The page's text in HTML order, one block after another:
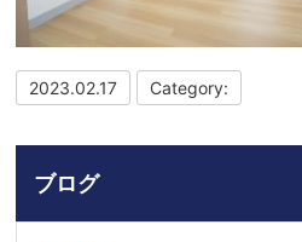
2023.02.17 Category:
ブログ